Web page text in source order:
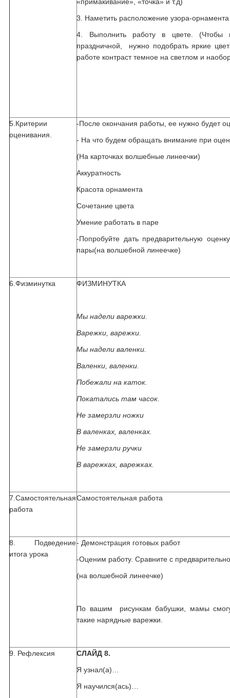
3. Наметить расположение узора-орнамента
4. Выполнить работу в цвете. (Чтобы
праздничной, нужно подобрать яркие
работе контраст темное на светлом и
5.Критерии
оценивания.
-После окончания работы, ее нужно будет
- На что будем обращать внимание при
(На карточках волшебные линеечки)
Аккуратность
Красота орнамента
Сочетание цвета
Умение работать в паре
-Попробуйте дать предварительную
пары(на волшебной линеечке)
6.Физминутка ФИЗМИНУТКА
Мы надели варежки.
Варежки, варежки.
Мы надели валенки.
Валенки, валенки.
Побежали на каток.
Покатались там часок.
Не замерзли ножки
В валенках, валенках.
Не замерзли ручки
В варежках, варежках.
7.Самостоятельная
работа
Самостоятельная работа
8. Подведение
итога урока
- Демонстрация готовых работ
-Оценим работу. Сравните с
(на волшебной линеечке)
По вашим рисункам бабушки, мамы
такие нарядные варежки.
9. Рефлексия
СЛАЙД 8.
Я узнал(а)…
Я научился(ась)…